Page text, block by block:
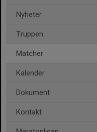
Nyheter
Truppen
Matcher
Kalender
Dokument
Kontakt